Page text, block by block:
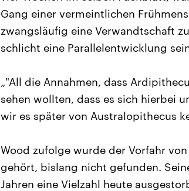
Gang einer vermeintlichen
zwangsläufig eine Verwandtschaft
schlicht eine Parallelentwicklung
„"All die Annahmen, dass
sehen wollten, dass es sich hierbei
wir es später von Australopithecus
Wood zufolge wurde der Vorfahr
gehört, bislang nicht gefunden.
Jahren eine Vielzahl heute